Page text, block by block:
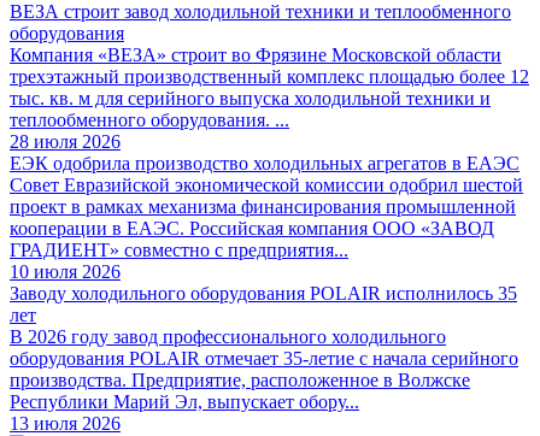
ВЕЗА строит завод холодильной техники и теплообменного
оборудования
Компания «ВЕЗА» строит во Фрязине Московской области
трехэтажный производственный комплекс площадью более 12
тыс. кв. м для серийного выпуска холодильной техники и
теплообменного оборудования. ...
28 июля 2026
ЕЭК одобрила производство холодильных агрегатов в ЕАЭС
Совет Евразийской экономической комиссии одобрил шестой
проект в рамках механизма финансирования промышленной
кооперации в ЕАЭС. Российская компания ООО «ЗАВОД
ГРАДИЕНТ» совместно с предприятия...
10 июля 2026
Заводу холодильного оборудования POLAIR исполнилось 35
лет
В 2026 году завод профессионального холодильного
оборудования POLAIR отмечает 35-летие с начала серийного
производства. Предприятие, расположенное в Волжске
Республики Марий Эл, выпускает обору...
13 июля 2026